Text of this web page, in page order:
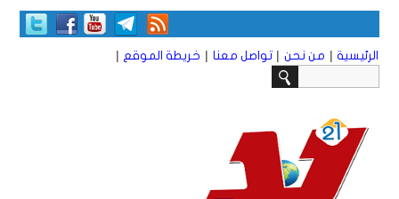
الرئيسية | من نحن | تواصل معنا | خريطة الموقع |